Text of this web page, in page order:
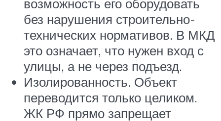
возможность его оборудовать
без нарушения строительно-
технических нормативов. В МКД
это означает, что нужен вход с
улицы, а не через подъезд.
Изолированность. Объект
переводится только целиком.
ЖК РФ прямо запрещает